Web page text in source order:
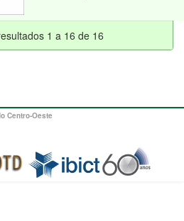
1 a 16 de 16
Centro-Oeste